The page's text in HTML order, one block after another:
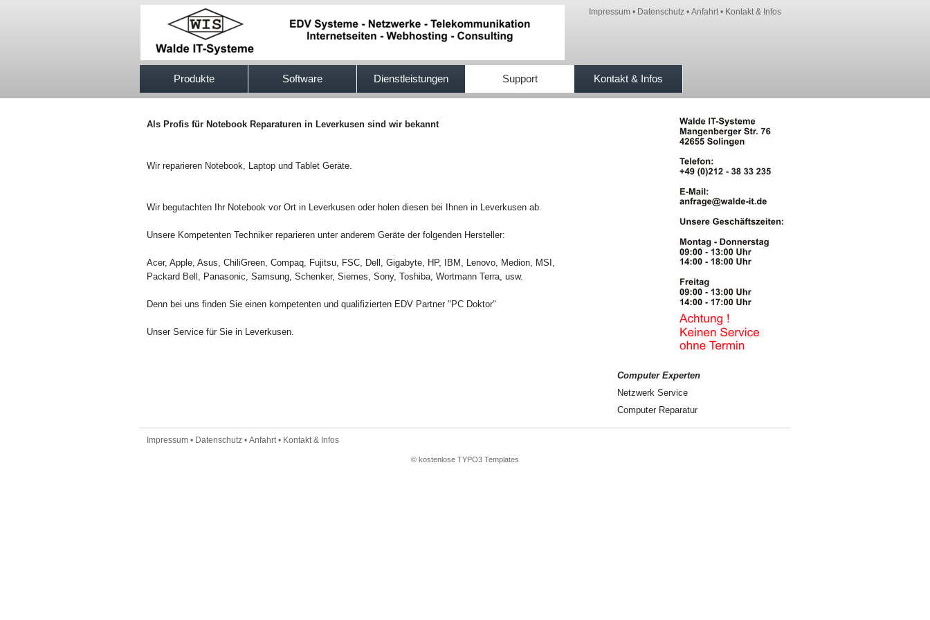
Impressum • Datenschutz • Anfahrt• Kontakt & Infos
Produkte Software Dienstleistungen Support Kontakt & Infos
Als Profis für Notebook Reparaturen in Leverkusen sind wir bekannt
Wir reparieren Notebook, Laptop und Tablet Geräte.
Wir begutachten Ihr Notebook vor Ort in Leverkusen oder holen diesen bei Ihnen in Leverkusen ab.
Unsere Kompetenten Techniker reparieren unter anderem Geräte der folgenden Hersteller:
Acer, Apple, Asus, ChiliGreen, Compaq, Fujitsu, FSC, Dell, Gigabyte, HP, IBM, Lenovo, Medion, MSI,
Packard Bell, Panasonic, Samsung, Schenker, Siemes, Sony, Toshiba, Wortmann Terra, usw.
Denn bei uns finden Sie einen kompetenten und qualifizierten EDV Partner "PC Doktor"
Unser Service für Sie in Leverkusen.
Computer Experten
Netzwerk Service
Computer Reparatur
Impressum • Datenschutz • Anfahrt• Kontakt & Infos
© kostenlose TYPO3 Templates